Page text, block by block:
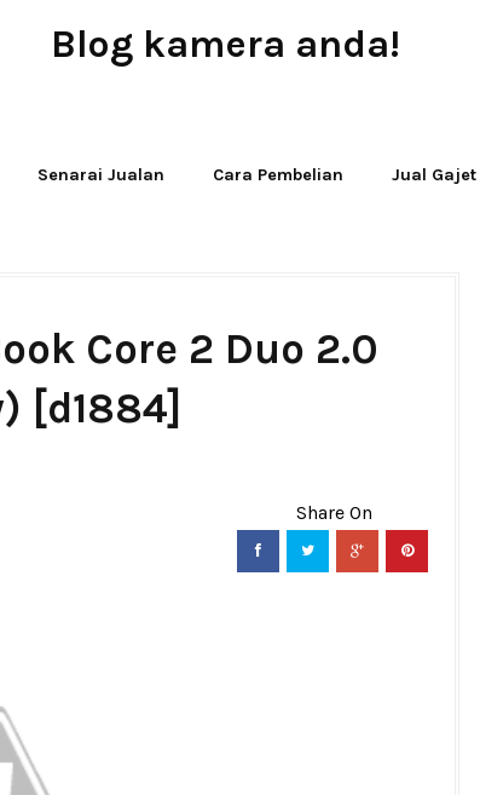
Blog kamera anda!
Senarai Jualan Cara Pembelian Jual Gajet
Core 2 Duo 2.0
[d1884]